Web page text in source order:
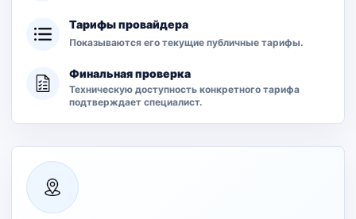
Тарифы провайдера
Показываются его текущие публичные тарифы.
Финальная проверка
Техническую доступность конкретного тарифа
подтверждает специалист.